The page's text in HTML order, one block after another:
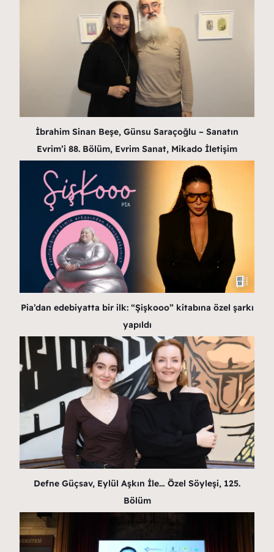
İbrahim Sinan Beşe, Günsu Saraçoğlu – Sanatın
Evrim’i 88. Bölüm, Evrim Sanat, Mikado İletişim
Pia’dan edebiyatta bir ilk: “Şişkooo” kitabına özel şarkı
yapıldı
Defne Güçsav, Eylül Aşkın İle… Özel Söyleşi, 125.
Bölüm